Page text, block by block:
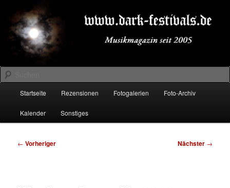
primären
Inhalt
springenDARK-FESTIVALS.DE
Suchen
Startseite Rezensionen Fotogalerien Foto-Archiv
Kalender Sonstiges
Beitragsnavigation
← Vorheriger Nächster →